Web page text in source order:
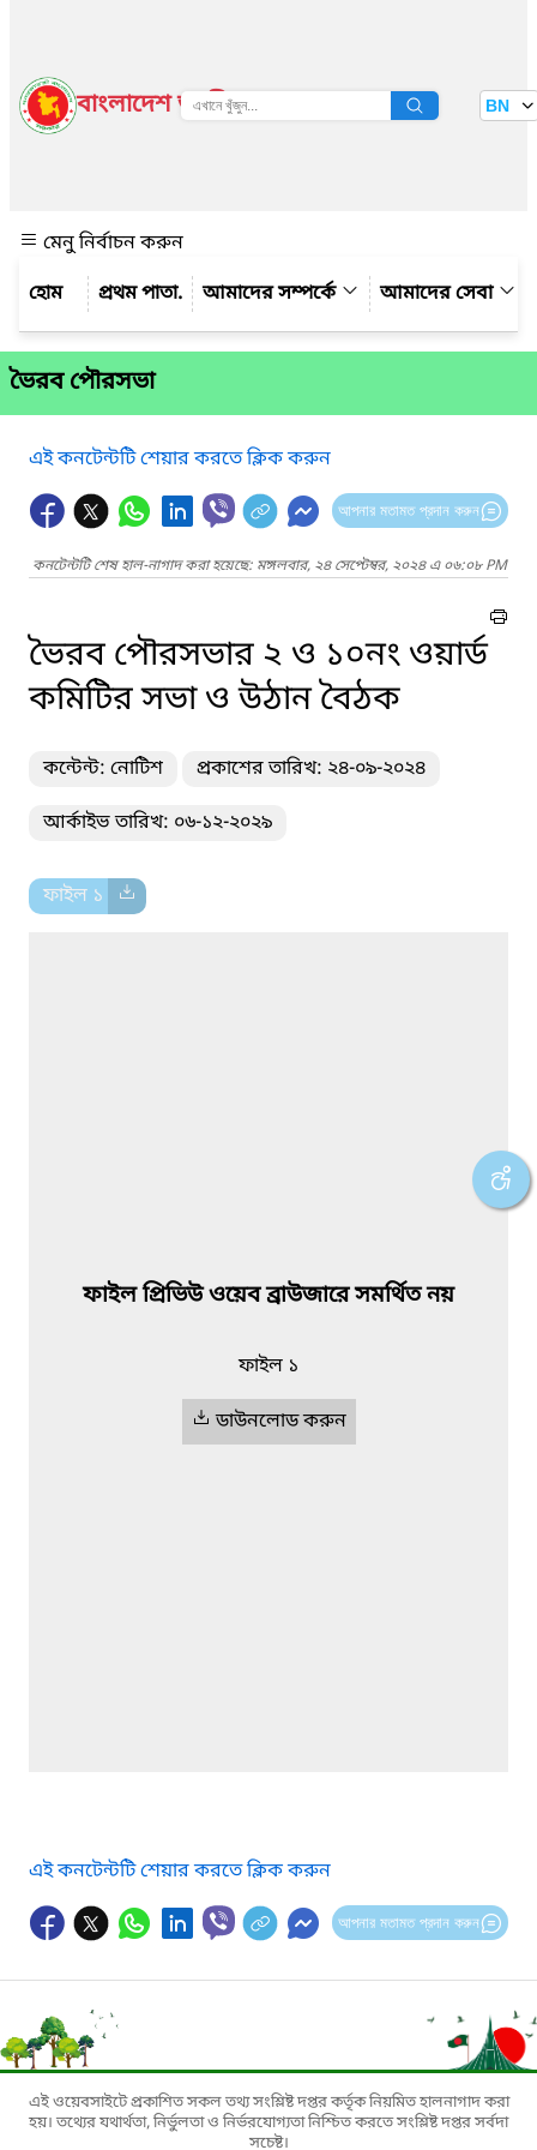
বাংলাদেশ জাতীয় তথ্য বাতায়ন BN
মেনু নির্বাচন করুন
প্রথম পাতা.
আমাদের সম্পর্কে আমাদের সেবা
ভৈরব পৌরসভা
এই কনটেন্টটি শেয়ার করতে ক্লিক করুন
আপনার মতামত প্রদান করুন
কনটেন্টটি শেষ হাল-নাগাদ করা হয়েছে: মঙ্গলবার, ২৪ সেপ্টেম্বর, ২০২৪ এ ০৬:০৮ PM
ভৈরব পৌরসভার ২ ও ১০নং ওয়ার্ড
কমিটির সভা ও উঠান বৈঠক
কন্টেন্ট: নোটিশ প্রকাশের তারিখ: ২৪-০৯-২০২৪
আর্কাইভ তারিখ: ০৬-১২-২০২৯
ফাইল ১
ফাইল প্রিভিউ ওয়েব ব্রাউজারে সমর্থিত নয়
ফাইল ১
ডাউনলোড করুন
এই কনটেন্টটি শেয়ার করতে ক্লিক করুন
আপনার মতামত প্রদান করুন
এই ওয়েবসাইটে প্রকাশিত সকল তথ্য সংশ্লিষ্ট দপ্তর কর্তৃক নিয়মিত হালনাগাদ করা
হয়। তথ্যের যথার্থতা, নির্ভুলতা ও নির্ভরযোগ্যতা নিশ্চিত করতে সংশ্লিষ্ট দপ্তর সর্বদা
সচেষ্ট।